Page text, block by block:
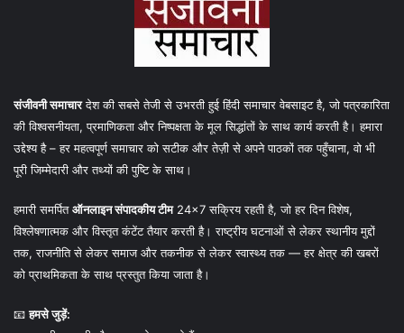
संजीवनी समाचारदेश की सबसे तेजी से उभरती हुई हिंदी समाचार वेबसाइट है, जो पत्रकारिता
की विश्वसनीयता, प्रमाणिकता और निष्पक्षता के मूल सिद्धांतों के साथ कार्य करती है। हमारा
उद्देश्य है – हर महत्वपूर्ण समाचार को सटीक और तेज़ी से अपने पाठकों तक पहुँचाना, वो भी
पूरी जिम्मेदारी और तथ्यों की पुष्टि के साथ।
हमारी समर्पितऑनलाइन संपादकीय टीम24×7 सक्रिय रहती है, जो हर दिन विशेष,
विश्लेषणात्मक और विस्तृत कंटेंट तैयार करती है। राष्ट्रीय घटनाओं से लेकर स्थानीय मुद्दों
तक, राजनीति से लेकर समाज और तकनीक से लेकर स्वास्थ्य तक — हर क्षेत्र की खबरों
को प्राथमिकता के साथ प्रस्तुत किया जाता है।
📧हमसे जुड़ें: